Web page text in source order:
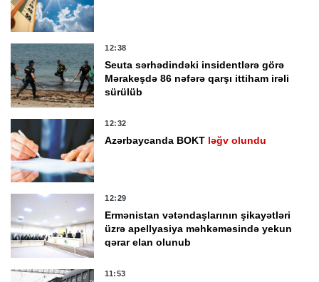
12:38
Seuta sərhədindəki insidentlərə görə
Mərakeşdə 86 nəfərə qarşı ittiham irəli
sürülüb
12:32
Azərbaycanda BOKT ləğv olundu
12:29
Ermənistan vətəndaşlarının şikayətləri
üzrə apellyasiya məhkəməsində yekun
qərar elan olunub
11:53